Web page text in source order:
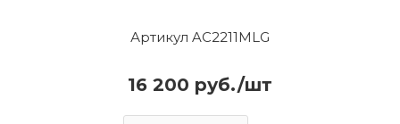
Артикул AC2211MLG
16 200 руб./шт